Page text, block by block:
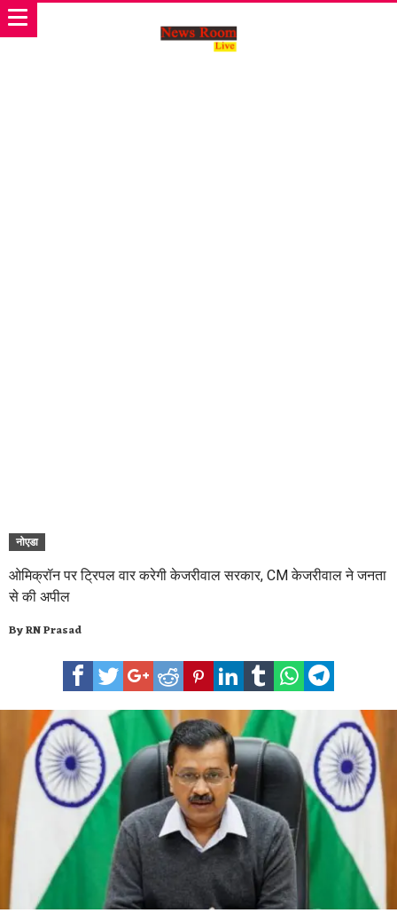
नोएडा
ओमिक्रॉन पर ट्रिपल वार करेगी केजरीवाल सरकार, CM केजरीवाल ने जनता
से की अपील
ByRN Prasad